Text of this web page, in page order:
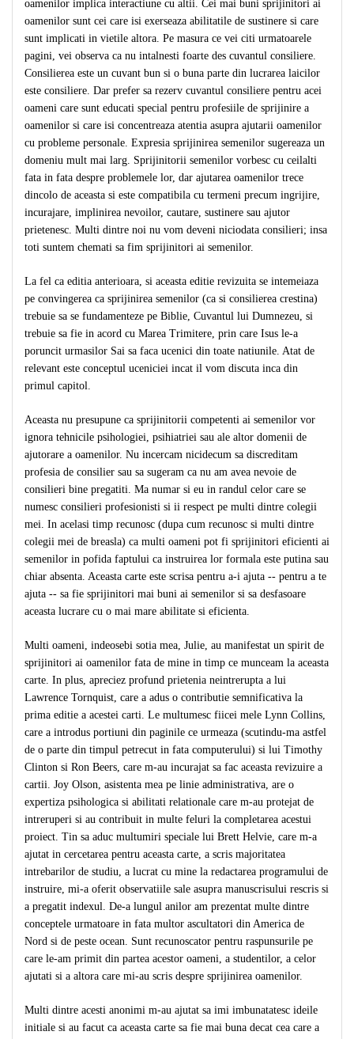
oamenilor implica interactiune cu altii. Cei mai buni sprijinitori ai
oamenilor sunt cei care isi exerseaza abilitatile de sustinere si care
sunt implicati in vietile altora. Pe masura ce vei citi urmatoarele
pagini, vei observa ca nu intalnesti foarte des cuvantul consiliere.
Consilierea este un cuvant bun si o buna parte din lucrarea laicilor
este consiliere. Dar prefer sa rezerv cuvantul consiliere pentru acei
oameni care sunt educati special pentru profesiile de sprijinire a
oamenilor si care isi concentreaza atentia asupra ajutarii oamenilor
cu probleme personale. Expresia sprijinirea semenilor sugereaza un
domeniu mult mai larg. Sprijinitorii semenilor vorbesc cu ceilalti
fata in fata despre problemele lor, dar ajutarea oamenilor trece
dincolo de aceasta si este compatibila cu termeni precum ingrijire,
incurajare, implinirea nevoilor, cautare, sustinere sau ajutor
prietenesc. Multi dintre noi nu vom deveni niciodata consilieri; insa
toti suntem chemati sa fim sprijinitori ai semenilor.
La fel ca editia anterioara, si aceasta editie revizuita se intemeiaza
pe convingerea ca sprijinirea semenilor (ca si consilierea crestina)
trebuie sa se fundamenteze pe Biblie, Cuvantul lui Dumnezeu, si
trebuie sa fie in acord cu Marea Trimitere, prin care Isus le-a
poruncit urmasilor Sai sa faca ucenici din toate natiunile. Atat de
relevant este conceptul uceniciei incat il vom discuta inca din
primul capitol.
Aceasta nu presupune ca sprijinitorii competenti ai semenilor vor
ignora tehnicile psihologiei, psihiatriei sau ale altor domenii de
ajutorare a oamenilor. Nu incercam nicidecum sa discreditam
profesia de consilier sau sa sugeram ca nu am avea nevoie de
consilieri bine pregatiti. Ma numar si eu in randul celor care se
numesc consilieri profesionisti si ii respect pe multi dintre colegii
mei. In acelasi timp recunosc (dupa cum recunosc si multi dintre
colegii mei de breasla) ca multi oameni pot fi sprijinitori eficienti ai
semenilor in pofida faptului ca instruirea lor formala este putina sau
chiar absenta. Aceasta carte este scrisa pentru a-i ajuta -- pentru a te
ajuta -- sa fie sprijinitori mai buni ai semenilor si sa desfasoare
aceasta lucrare cu o mai mare abilitate si eficienta.
Multi oameni, indeosebi sotia mea, Julie, au manifestat un spirit de
sprijinitori ai oamenilor fata de mine in timp ce munceam la aceasta
carte. In plus, apreciez profund prietenia neintrerupta a lui
Lawrence Tornquist, care a adus o contributie semnificativa la
prima editie a acestei carti. Le multumesc fiicei mele Lynn Collins,
care a introdus portiuni din paginile ce urmeaza (scutindu-ma astfel
de o parte din timpul petrecut in fata computerului) si lui Timothy
Clinton si Ron Beers, care m-au incurajat sa fac aceasta revizuire a
cartii. Joy Olson, asistenta mea pe linie administrativa, are o
expertiza psihologica si abilitati relationale care m-au protejat de
intreruperi si au contribuit in multe feluri la completarea acestui
proiect. Tin sa aduc multumiri speciale lui Brett Helvie, care m-a
ajutat in cercetarea pentru aceasta carte, a scris majoritatea
intrebarilor de studiu, a lucrat cu mine la redactarea programului de
instruire, mi-a oferit observatiile sale asupra manuscrisului rescris si
a pregatit indexul. De-a lungul anilor am prezentat multe dintre
conceptele urmatoare in fata multor ascultatori din America de
Nord si de peste ocean. Sunt recunoscator pentru raspunsurile pe
care le-am primit din partea acestor oameni, a studentilor, a celor
ajutati si a altora care mi-au scris despre sprijinirea oamenilor.
Multi dintre acesti anonimi m-au ajutat sa imi imbunatatesc ideile
initiale si au facut ca aceasta carte sa fie mai buna decat cea care a